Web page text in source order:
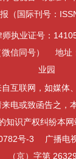
（国际刊号：
执业证号：
信同号）
地址
业园
互联网，如媒体
电或致函告之，
知识产权纠纷本网
号-3
广播电
（京）字第